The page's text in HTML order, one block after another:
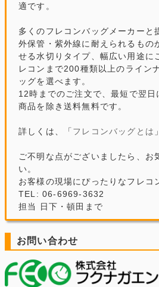
適です。
多くのフレコンバッグメーカーと
外保管・紫外線に耐えられるもの
せる水切りタイプ、幅広い用途に
レコンまで200種類以上のライン
ッグを選べます。
12時までのご注文で、最短で翌日
商品を除き送料無料です。
詳しくは、「 フレコンバッグとは
ご不明な点がございましたら、お
い。
お客様の現場にぴったりなフレコ
TEL: 06-6969-3632
担当 日下・頓田まで
お問い合わせ